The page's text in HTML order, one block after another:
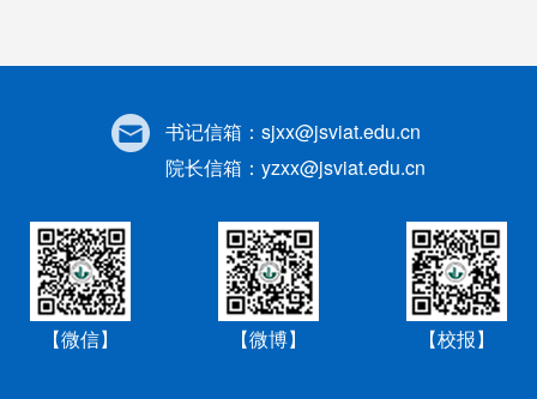
书记信箱： sjxx@jsviat.edu.cn
院长信箱： yzxx@jsviat.edu.cn
【微信】 【微博】 【校报】